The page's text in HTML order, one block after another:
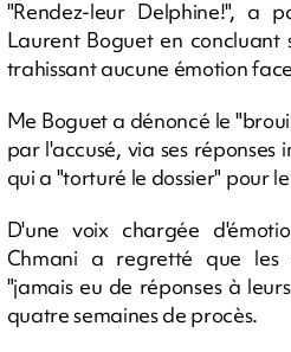
"Rendez-leur Delphine!", a
Laurent Boguet en concluant
trahissant aucune émotion
Me Boguet a dénoncé le
par l'accusé, via ses réponses
qui a "torturé le dossier" pour
D'une voix chargée
Chmani a regretté que les
"jamais eu de réponses à
quatre semaines de procès.